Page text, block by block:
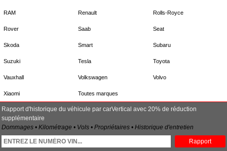
RAM Renault Rolls-Royce
Rover Saab Seat
Skoda Smart Subaru
Suzuki Tesla Toyota
Vauxhall Volkswagen Volvo
Xiaomi Toutes marques
Rapport d'historique du véhicule par carVertical avec 20% de réduction
supplémentaire
Dommages • Kilométrage • Vols • Propriétaires • Historique d'entretien
Rapport